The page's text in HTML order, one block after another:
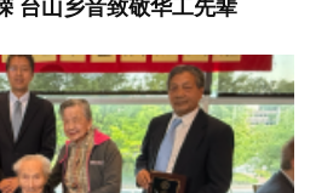
台山乡音致敬华工先辈